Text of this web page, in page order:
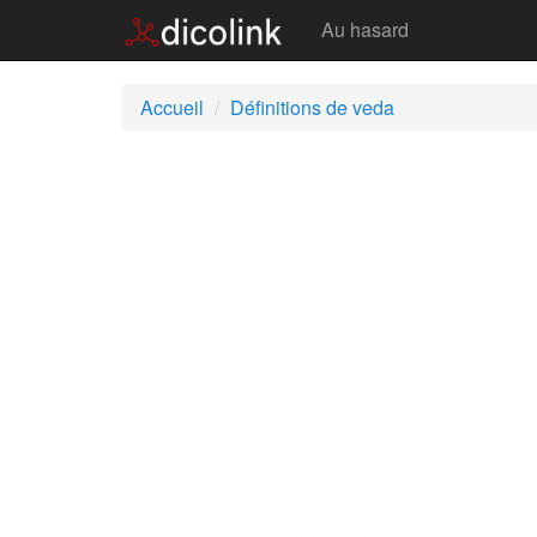
Au hasard
Accueil Définitions de veda
Veda